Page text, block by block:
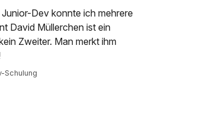
Dev konnte ich mehrere
David Müllerchen ist ein
Zweiter. Man merkt ihm
Schulung